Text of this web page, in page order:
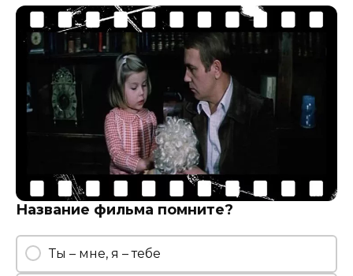
Название фильма помните?
Ты – мне, я – тебе